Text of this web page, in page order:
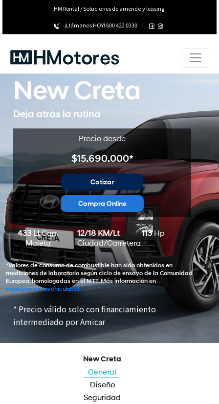
HM Rental / Soluciones de arriendo y leasing.
¡Llámanos HOY!600 422 0330 |
New Creta
Deja atrás la rutina
Precio desde
$15.690.000*
Cotizar
Compra Online
433 LtCap.
Maleta
12/18 KM/Lt
Ciudad/Carretera
113Hp
*Valores de consumo de combustible han sido obtenidos en
mediciones de laboratorio según ciclo de ensayo de la Comunidad
Europea, homologadas en el MTT. Más información en
www.consumovehicular.cl
* Precio válido solo con financiamiento
intermediado por Amicar
New Creta
General
Diseño
Seguridad